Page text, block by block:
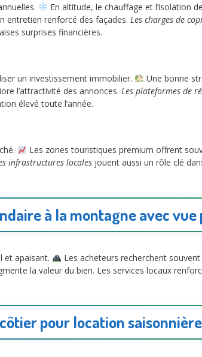
En altitude, le chauffage et l’isolation
entretien renforcé des façades. Les charges de
surprises financières.
un investissement immobilier.
Une bonne
l’attractivité des annonces. Les plateformes de
élevé toute l’année.
Les zones touristiques premium offrent
infrastructures locales jouent aussi un rôle clé
à la montagne avec
et apaisant. Les acheteurs recherchent souvent
la valeur du bien. Les services locaux
pour location